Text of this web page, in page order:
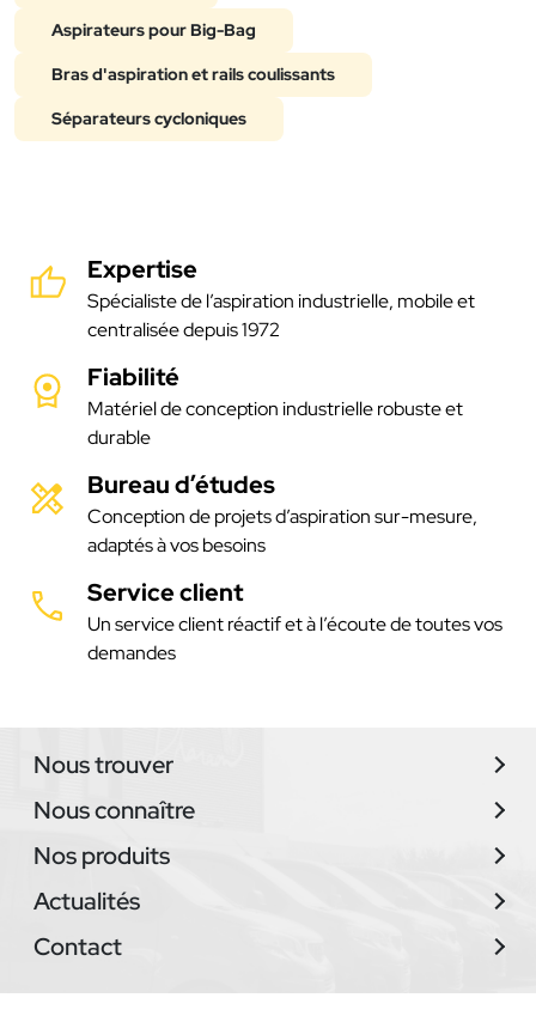
Aspirateurs pour Big-Bag
Bras d'aspiration et rails coulissants
Séparateurs cycloniques
Expertise
Spécialiste de l’aspiration industrielle, mobile et
centralisée depuis 1972
Fiabilité
Matériel de conception industrielle robuste et
durable
Bureau d’études
Conception de projets d’aspiration sur-mesure,
adaptés à vos besoins
Service client
Un service client réactif et à l’écoute de toutes vos
demandes
Nous trouver
Nous connaître
Nos produits
Actualités
Contact